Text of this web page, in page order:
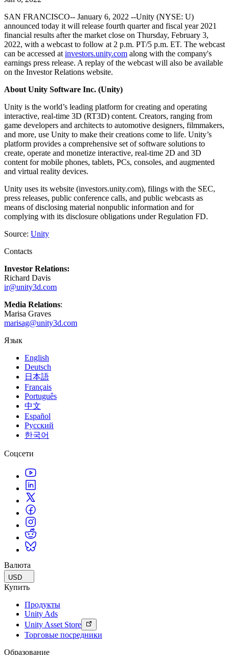
LiveOps
Анализ после запуска и операции с живыми играми
Развивайте
Привлечение пользователей
Управляйте IAP в магазинах и D2C
Монетизация
Соединяйте игроков с подходящими играми
Рекламируйте с помощью Unity
Монетизируйте с помощью
Unity
Примеры использования
Мобильные игры
Создавайте и развивайте мобильные хиты с Unity
Инди-игры
Выпускайте большие игры с небольшими командами
XR-игры
Многопользовательские игры
Упрощенное создание многопользовательских игр
Торговля
Преобразовать опыт в магазине в онлайн-опыт
Автомобильная отрасль
Увеличьте инновации и впечатления в автомобиле
Посмотреть все отрасли
Истории успеха
Истории успеха из реальной жизни
Руководства по лучшим практикам
Советы и хитрости от экспертов
Демонстрационные проекты
Все ресурсы
Что нового
Блог
Обновления, информация и технические советы
Новости
Награды Unity
Празднование Unity-креаторов по всему миру
Практические руководства
Практические советы и лучшие практики
Образование
Для студентов
Запустите свою карьеру
Для преподавателей
Лицензия Education Grant
Принесите мощь Unity в ваше учебное заведение
Программы сертификации
Докажите свое мастерство в Unity
SAN FRANCISCO-- January 6, 2022 --Unity (NYSE: U)
announced today it will release fourth quarter and fiscal year 2021
financial results after the market close on Thursday, February 3,
2022, with a webcast to follow at 2 p.m. PT/5 p.m. ET. The webcast
can be accessed at investors.unity.com along with the company's
earnings press release. A replay of the webcast will also be available
on the Investor Relations website.
About Unity Software Inc. (Unity)
Unity is the world’s leading platform for creating and operating
interactive, real-time 3D (RT3D) content. Creators, ranging from
game developers and architects to automotive designers, filmmakers,
and more, use Unity to make their creations come to life. Unity’s
platform provides a comprehensive set of software solutions to
create, operate and monetize interactive, real-time 2D and 3D
content for mobile phones, tablets, PCs, consoles, and augmented
and virtual reality devices.
Unity uses its website (investors.unity.com), filings with the SEC,
press releases, public conference calls, and public webcasts as
means of disclosing material nonpublic information and for
complying with its disclosure obligations under Regulation FD.
Source: Unity
Contacts
Investor Relations:
Richard Davis
ir@unity3d.com
Media Relations:
Marisa Graves
marisag@unity3d.com
Язык
English
Deutsch
日本語
Français
Português
中文
Español
Русский
한국어
Соцсети
Валюта
USD
Купить
Продукты
Unity Ads
Unity Asset Store
Торговые посредники
Образование